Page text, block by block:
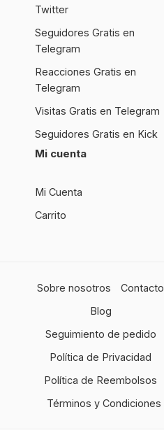
Twitter
Seguidores Gratis en
Telegram
Reacciones Gratis en
Telegram
Visitas Gratis en Telegram
Seguidores Gratis en Kick
Mi cuenta
Mi Cuenta
Carrito
Sobre nosotros
Contacto
Blog
Seguimiento de pedido
Política de Privacidad
Política de Reembolsos
Términos y Condiciones